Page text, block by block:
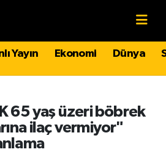
Yayın Ekonomi Dünya
65 yaş üzeri böbrek
ilaç vermiyor"
Vakitleri